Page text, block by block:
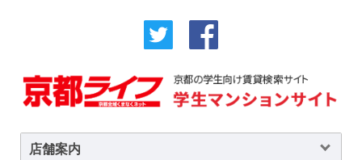
店舗案内